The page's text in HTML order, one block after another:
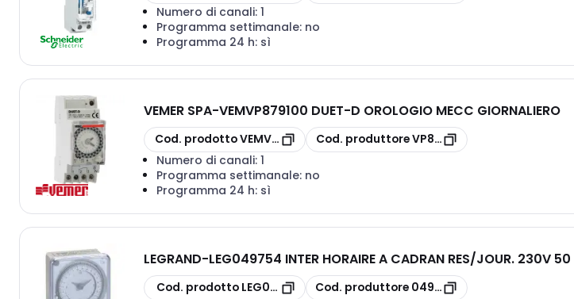
Numero di canali: 1
Programma settimanale: no
Programma 24 h: sì
VEMER SPA-VEMVP879100 DUET-D OROLOGIO MECC GIORNALIERO
copia
Cod. prodottoVEMVP879100copia
Cod. produttoreVP879100
Numero di canali: 1
Programma settimanale: no
Programma 24 h: sì
LEGRAND-LEG049754 INTER HORAIRE A CADRAN RES/JOUR. 230V 50
copia
Cod. prodotto LEG049754copia
Cod. produttore 049754